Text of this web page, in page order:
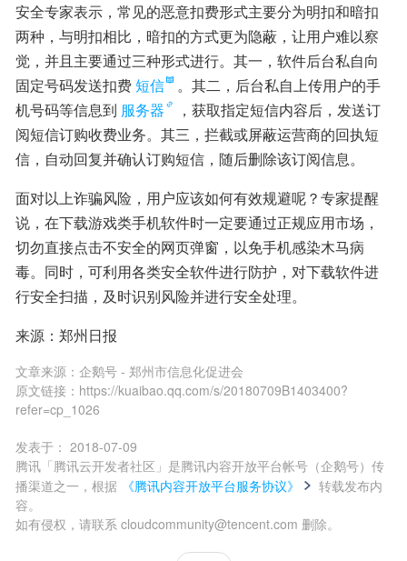
安全专家表示，常见的恶意扣费形式主要分为明扣和暗扣
两种，与明扣相比，暗扣的方式更为隐蔽，让用户难以察
觉，并且主要通过三种形式进行。其一，软件后台私自向
固定号码发送扣费短信
。其二，后台私自上传用户的手
机号码等信息到 服务器
，获取指定短信内容后，发送订
阅短信订购收费业务。其三，拦截或屏蔽运营商的回执短
信，自动回复并确认订购短信，随后删除该订阅信息。
面对以上诈骗风险，用户应该如何有效规避呢？专家提醒
说，在下载游戏类手机软件时一定要通过正规应用市场，
切勿直接点击不安全的网页弹窗，以免手机感染木马病
毒。同时，可利用各类安全软件进行防护，对下载软件进
行安全扫描，及时识别风险并进行安全处理。
来源：郑州日报
文章来源： 企鹅号 - 郑州市信息化促进会
原文链接： https://kuaibao.qq.com/s/20180709B1403400?
refer=cp_1026
发表于： 2018-07-09
腾讯「腾讯云开发者社区」是腾讯内容开放平台帐号（企鹅号）传
播渠道之一，根据
《腾讯内容开放平台服务协议》
转载发布内
容。
如有侵权，请联系 cloudcommunity@tencent.com 删除。